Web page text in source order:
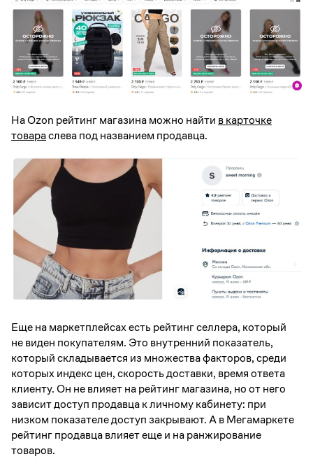
На Ozon рейтинг магазина можно найти в карточке
товараслева под названием продавца.
Еще на маркетплейсах есть рейтинг селлера, который
не виден покупателям. Это внутренний показатель,
который складывается из множества факторов, среди
которых индекс цен, скорость доставки, время ответа
клиенту. Он не влияет на рейтинг магазина, но от него
зависит доступ продавца к личному кабинету: при
низком показателе доступ закрывают. А в Мегамаркете
рейтинг продавца влияет еще и на ранжирование
товаров.